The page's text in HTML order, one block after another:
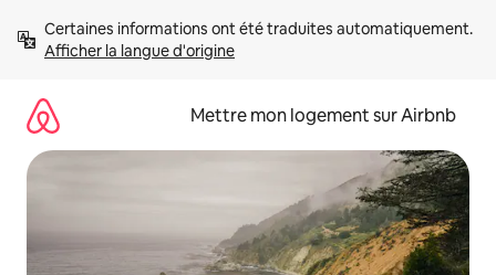
directement
Afficher la langue d'origine
Mettre mon logement sur Airbnb